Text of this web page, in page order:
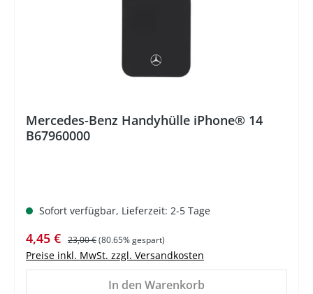
Mercedes-Benz Handyhülle iPhone® 14
B67960000
Sofort verfügbar, Lieferzeit: 2-5 Tage
Verkaufspreis:
4,45 € Regulärer Preis:
23,00 €(80.65% gespart)
Preise inkl. MwSt. zzgl. Versandkosten
In den Warenkorb